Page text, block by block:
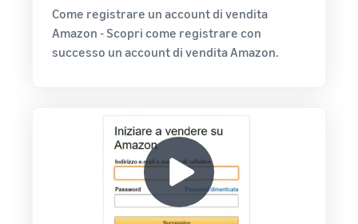
Come registrare un account di vendita
Amazon - Scopri come registrare con
successo un account di vendita Amazon.